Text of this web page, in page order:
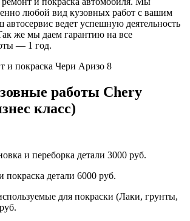
любой вид кузовных работ с вашим
ведет успешную деятельность
же мы даем гарантию на все
— 1 год.
работы Chery
класс)
и переборка детали 3000 руб.
покраска детали 6000 руб.
для покраски (Лаки, грунты,